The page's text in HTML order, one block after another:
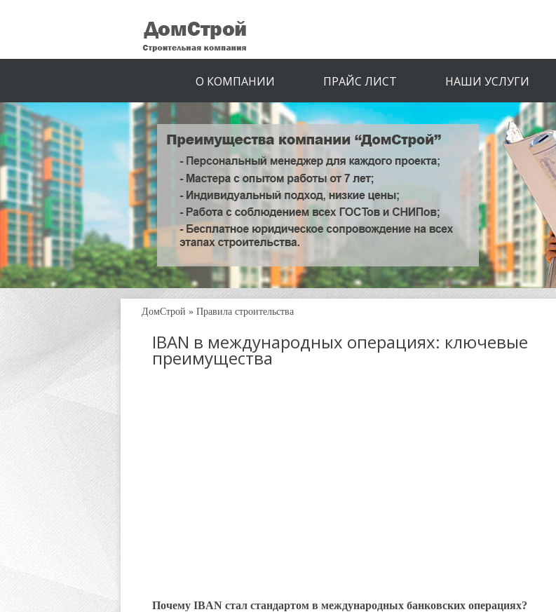
О КОМПАНИИ ПРАЙС ЛИСТ НАШИ УСЛУГИ
ДомСтрой » Правила строительства
IBAN в международных операциях: ключевые
преимущества
Почему IBAN стал стандартом в международных банковских операциях?